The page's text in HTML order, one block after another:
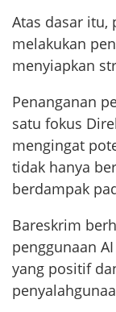
Atas dasar itu,
melakukan
menyiapkan
Penanganan
satu fokus
mengingat
tidak hanya
berdampak
Bareskrim
penggunaan
yang positif